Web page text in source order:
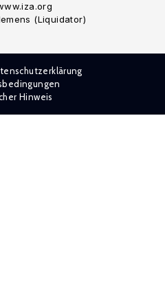
(Liquidator)
Hinweis